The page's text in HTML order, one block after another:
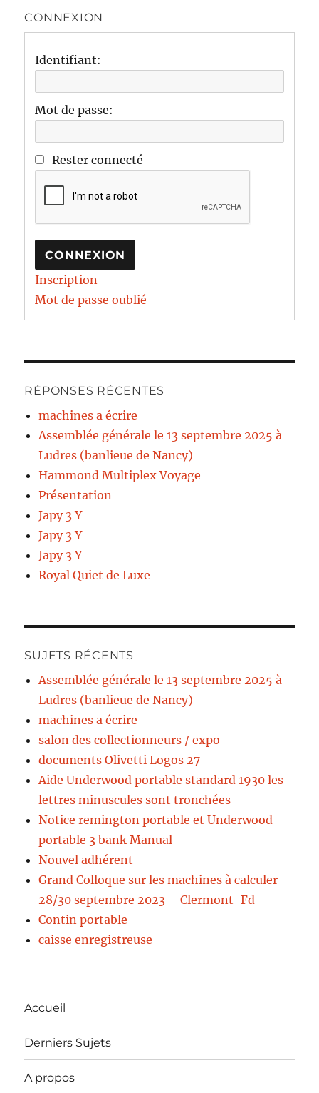
CONNEXION
Identifiant:
Mot de passe:
Rester connecté
CONNEXION
Inscription
Mot de passe oublié
RÉPONSES RÉCENTES
machines a écrire
Assemblée générale le 13 septembre 2025 à
Ludres (banlieue de Nancy)
Hammond Multiplex Voyage
Présentation
Japy 3 Y
Japy 3 Y
Japy 3 Y
Royal Quiet de Luxe
SUJETS RÉCENTS
Assemblée générale le 13 septembre 2025 à
Ludres (banlieue de Nancy)
machines a écrire
salon des collectionneurs / expo
documents Olivetti Logos 27
Aide Underwood portable standard 1930 les
lettres minuscules sont tronchées
Notice remington portable et Underwood
portable 3 bank Manual
Nouvel adhérent
Grand Colloque sur les machines à calculer –
28/30 septembre 2023 – Clermont-Fd
Contin portable
caisse enregistreuse
Accueil
Derniers Sujets
A propos